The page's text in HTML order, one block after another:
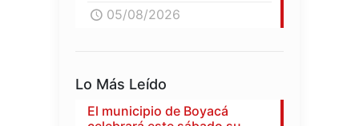
05/08/2026
Lo Más Leído
El municipio de Boyacá